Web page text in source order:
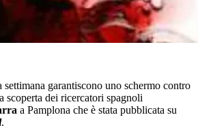
garantiscono uno schermo contro
scoperta dei ricercatori spagnoli
a Pamplona che è stata pubblicata su
.